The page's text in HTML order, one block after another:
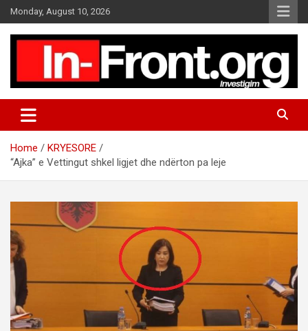
k
t
Monday, August 10, 2026
Home
KRYESORE
“Ajka” e Vettingut shkel ligjet dhe ndërton pa leje